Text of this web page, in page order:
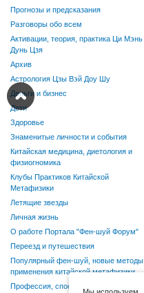
Прогнозы и предсказания
Разговоры обо всем
Активации, теория, практика Ци Мэнь
Дунь Цзя
Архив
Астрология Цзы Вэй Доу Шу
Деньги и бизнес
Дети
Здоровье
Знаменитые личности и события
Китайская медицина, диетология и
физиогномика
Клубы Практиков Китайской
Метафизики
Летящие звезды
Личная жизнь
О работе Портала "Фен-шуй Форум"
Переезд и путешествия
Популярный фен-шуй, новые методы
применения китайской метафизики
Профессия, способности, хобби